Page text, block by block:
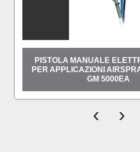
PISTOLA MANUALE
PER APPLICAZIONI
GM 5000EA
‹ ›